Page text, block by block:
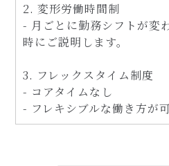
2. 変形労働時間制
- 月ごとに勤務シフトが変
時にご説明します。
3. フレックスタイム制度
- コアタイムなし
- フレキシブルな働き方が可